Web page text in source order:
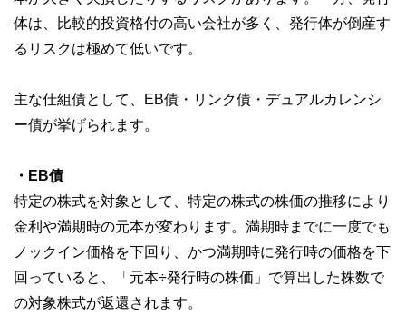
体は、比較的投資格付の高い会社が多く、発行体が倒産す
るリスクは極めて低いです。
主な仕組債として、EB債・リンク債・デュアルカレンシ
ー債が挙げられます。
・EB債
特定の株式を対象として、特定の株式の株価の推移により
金利や満期時の元本が変わります。満期時までに一度でも
ノックイン価格を下回り、かつ満期時に発行時の価格を下
回っていると、「元本÷発行時の株価」で算出した株数で
の対象株式が返還されます。